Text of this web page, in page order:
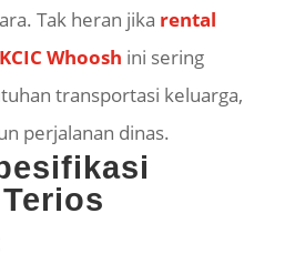
Tak heran jika rental
Whoosh ini sering
transportasi keluarga,
perjalanan dinas.